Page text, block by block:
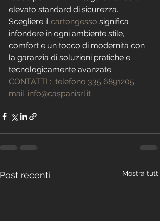
elevato standard di sicurezza.
Scegliere il cartongesso significa
infondere in ogni ambiente stile,
comfort e un tocco di modernità con
la garanzia di soluzioni pratiche e
tecnologicamente avanzate.
CONTATTI :  telefono 335 6891205
mail: info@caspanisrl.it
Post recenti Mostra tutti